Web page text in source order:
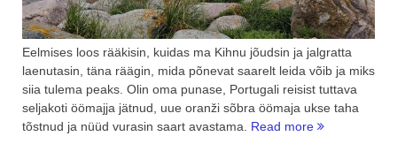
Eelmises loos rääkisin, kuidas ma Kihnu jõudsin ja jalgratta
laenutasin, täna räägin, mida põnevat saarelt leida võib ja miks
siia tulema peaks. Olin oma punase, Portugali reisist tuttava
seljakoti öömajja jätnud, uue oranži sõbra öömaja ukse taha
tõstnud ja nüüd vurasin saart avastama. Read more “Läksin